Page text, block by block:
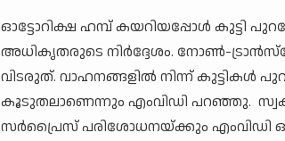
ഓട്ടോറിക്ഷ ഹമ്പ് കയറിയപ്പോള്‍ കുട്ടി
അധികൃതരുടെ നിര്‍ദ്ദേശം. നോണ്‍-
വിടരുത്. വാഹനങ്ങളില്‍ നിന്ന്
കൂടുതലാണെന്നും എംവിഡി പറഞ്ഞു.
സര്‍പ്രൈസ് പരിശോധനയ്ക്കും